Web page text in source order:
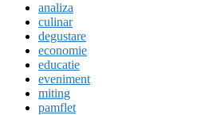
analiza
culinar
degustare
economie
educatie
eveniment
miting
pamflet